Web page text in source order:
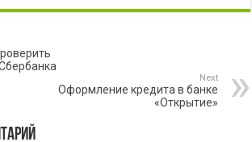
Next
Оформление кредита в банке
«Открытие»